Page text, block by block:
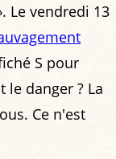
. Le vendredi 13
S pour
le danger ? La
Ce n'est